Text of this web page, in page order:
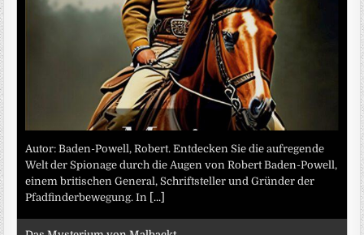
Autor: Baden-Powell, Robert. Entdecken Sie die aufregende
Welt der Spionage durch die Augen von Robert Baden-Powell,
einem britischen General, Schriftsteller und Gründer der
Pfadfinderbewegung. In [...]